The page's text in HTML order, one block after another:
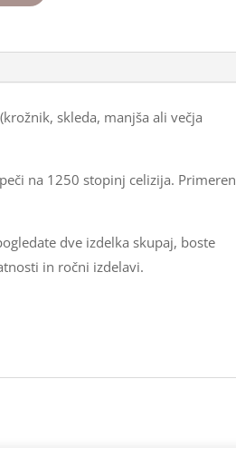
skleda, manjša ali večja
na 1250 stopinj celizija. Primeren
dve izdelka skupaj, boste
in ročni izdelavi.